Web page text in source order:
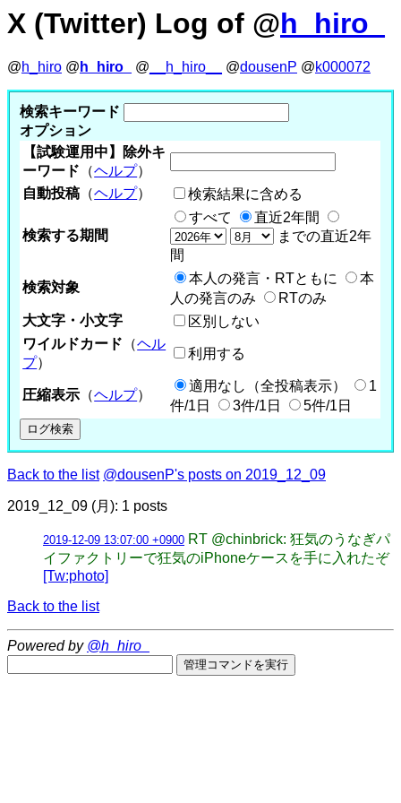
X (Twitter) Log of @h_hiro_
@h_hiro @ h_hiro_ @ __h_hiro__ @dousenP @k000072
検索キーワード
オプション
【試験運用中】除外キ
ーワード （ヘルプ）
自動投稿 （ヘルプ） 検索結果に含める
検索する期間
すべて
直近2年間
までの直近2年
間
検索対象
本人の発言・RTともに
本
人の発言のみ
RTのみ
大文字・小文字
区別しない
ワイルドカード （ヘル
プ）
利用する
圧縮表示 （ヘルプ）
適用なし（全投稿表示）
1
件/1日
3件/1日 5件/1日
Back to the list @dousenP's posts on 2019_12_09
2019_12_09 (月): 1 posts
2019-12-09 13:07:00 +0900 RT @chinbrick: 狂気のうなぎパ
イファクトリーで狂気のiPhoneケースを手に入れたぞ
[Tw:photo]
Back to the list
Powered by @h_hiro_